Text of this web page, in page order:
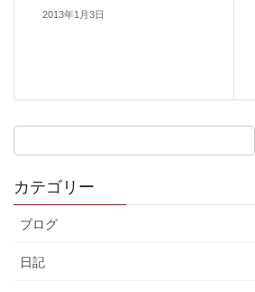
2013年1月3日
カテゴリー
ブログ
日記